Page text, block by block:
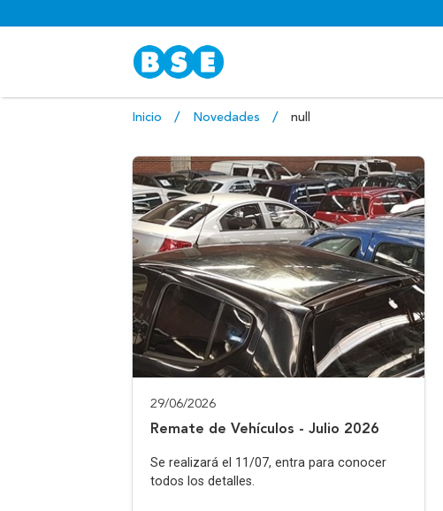
Inicio Novedades null
29/06/2026
Remate de Vehículos - Julio 2026
Se realizará el 11/07, entra para conocer
todos los detalles.